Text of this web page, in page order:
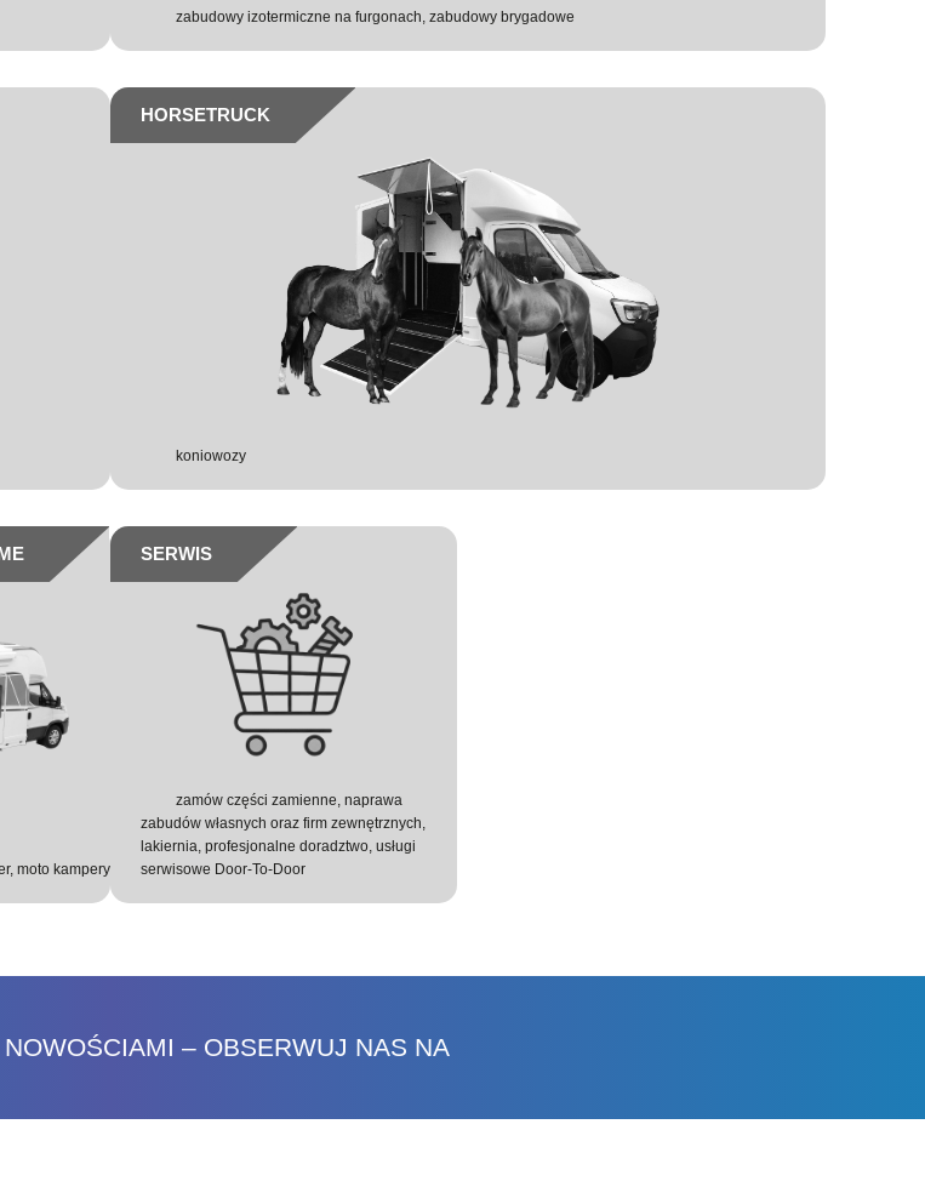
zabudowy izotermiczne na furgonach, zabudowy brygadowe
HORSETRUCK
koniowozy
moto kampery
SERWIS
zamów części zamienne, naprawa
zabudów własnych oraz firm zewnętrznych,
lakiernia, profesjonalne doradztwo, usługi
serwisowe Door-To-Door
– OBSERWUJ NAS NA